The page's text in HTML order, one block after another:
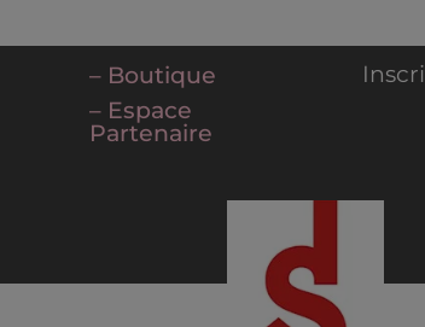
– Boutique
– Espace
Partenaire